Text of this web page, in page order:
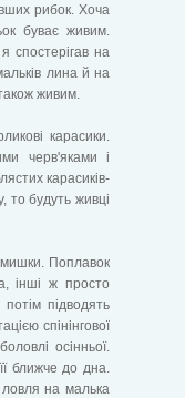
рибок. Хоча
буває живим.
спостерігав на
лина й на
живим.
карасики.
черв'яками і
карасиків-
то будуть живці
Поплавок
інші ж просто
підводять
спінінгової
осінньої.
ближче до дна.
ловля на малька